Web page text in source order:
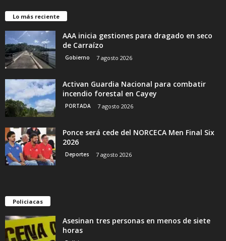
Lo más reciente
AAA inicia gestiones para dragado en seco
de Carraízo
Gobierno 7 agosto 2026
Activan Guardia Nacional para combatir
incendio forestal en Cayey
PORTADA 7 agosto 2026
Ponce será cede del NORCECA Men Final Six
2026
Deportes 7 agosto 2026
Policiacas
Asesinan tres personas en menos de siete
horas